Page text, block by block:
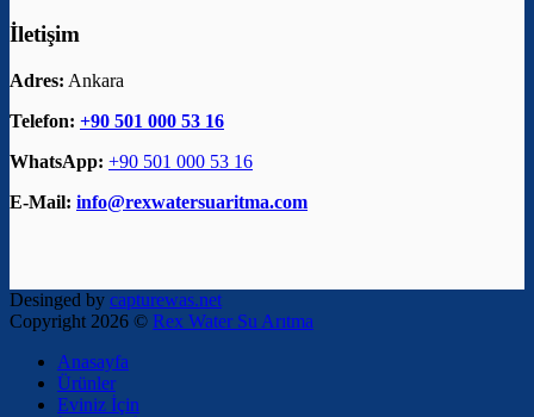
İletişim
Adres: Ankara
Telefon: +90 501 000 53 16
WhatsApp: +90 501 000 53 16
E-Mail: info@rexwatersuaritma.com
Desinged by capturewas.net
Copyright 2026 © Rex Water Su Arıtma
Anasayfa
Ürünler
Eviniz İçin